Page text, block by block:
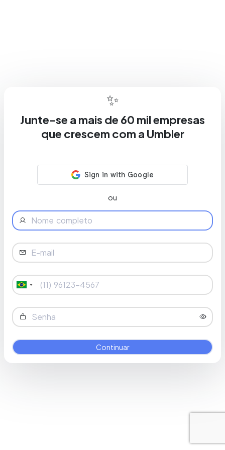
✨
Junte-se a mais de 60 mil empresas
que crescem com a Umbler
ou
Brasil
+55
Continuar